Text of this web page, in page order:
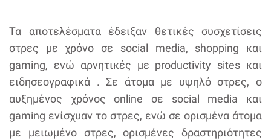
Τα αποτελέσματα έδειξαν θετικές συσχετίσεις
στρες με χρόνο σε social media, shopping και
gaming, ενώ αρνητικές με productivity sites και
ειδησεογραφικά . Σε άτομα με υψηλό στρες, ο
αυξημένος χρόνος online σε social media και
gaming ενίσχυαν το στρες, ενώ σε ορισμένα άτομα
με μειωμένο στρες, ορισμένες δραστηριότητες